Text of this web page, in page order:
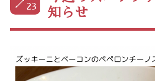
23
知らせ